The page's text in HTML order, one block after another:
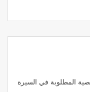
المطلوبة في السيرة